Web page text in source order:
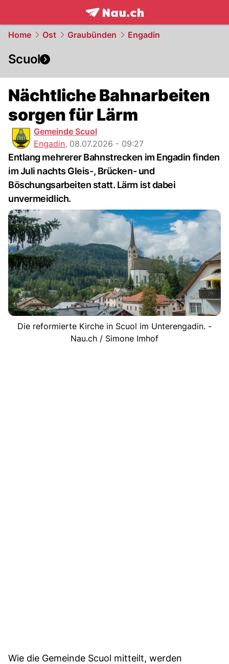
frontpage.NAU.ch
Home Ost Graubünden Engadin
Scuol
Nächtliche Bahnarbeiten
sorgen für Lärm
Gemeinde Scuol
Engadin, 08.07.2026 - 09:27
Entlang mehrerer Bahnstrecken im Engadin finden
im Juli nachts Gleis-, Brücken- und
Böschungsarbeiten statt. Lärm ist dabei
unvermeidlich.
Die reformierte Kirche in Scuol im Unterengadin. -
Nau.ch / Simone Imhof
Wie die Gemeinde Scuol mitteilt, werden